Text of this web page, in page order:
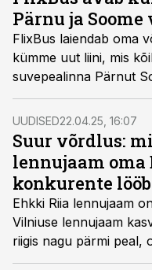
Pärnu ja Soome
FlixBus laiendab oma
kümme uut liini, mis
suvepealinna Pärnut
Tallinnas.
UUDISED22.04.25, 16:07
Suur võrdlus:
lennujaam oma
konkurente
Ehkki Riia lennujaam
Vilniuse lennujaam
riigis nagu pärmi peal,
lennujaamal omad